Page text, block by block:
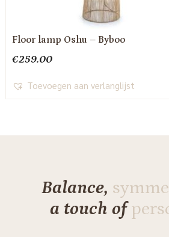
Floor lamp Oshu – Byboo
€259.00
Toevoegen aan verlanglijst
Balance,
a touch of